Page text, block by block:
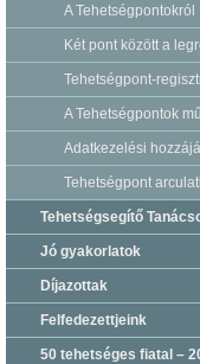
A Tehetségpontokról
Két pont között a
Tehetségpont-
A Tehetségpontok
Adatkezelési
Tehetségpont
Tehetségsegítő
Jó gyakorlatok
Díjazottak
Felfedezettjeink
50 tehetséges fiatal –